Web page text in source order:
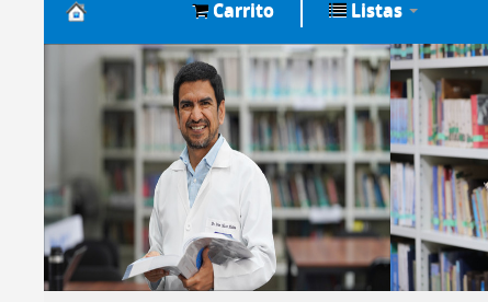
Biblioteca
Central
EsSalud
Carrito Listas